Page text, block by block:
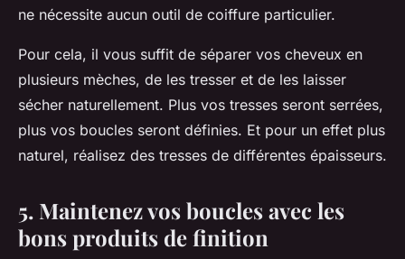
ne nécessite aucun outil de coiffure particulier.
Pour cela, il vous suffit de séparer vos cheveux en
plusieurs mèches, de les tresser et de les laisser
sécher naturellement. Plus vos tresses seront serrées,
plus vos boucles seront définies. Et pour un effet plus
naturel, réalisez des tresses de différentes épaisseurs.
5. Maintenez vos boucles avec les
bons produits de finition